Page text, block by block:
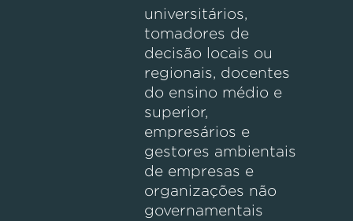
universitários,
tomadores de
decisão locais ou
regionais, docentes
do ensino médio e
superior,
empresários e
gestores ambientais
de empresas e
organizações não
governamentais